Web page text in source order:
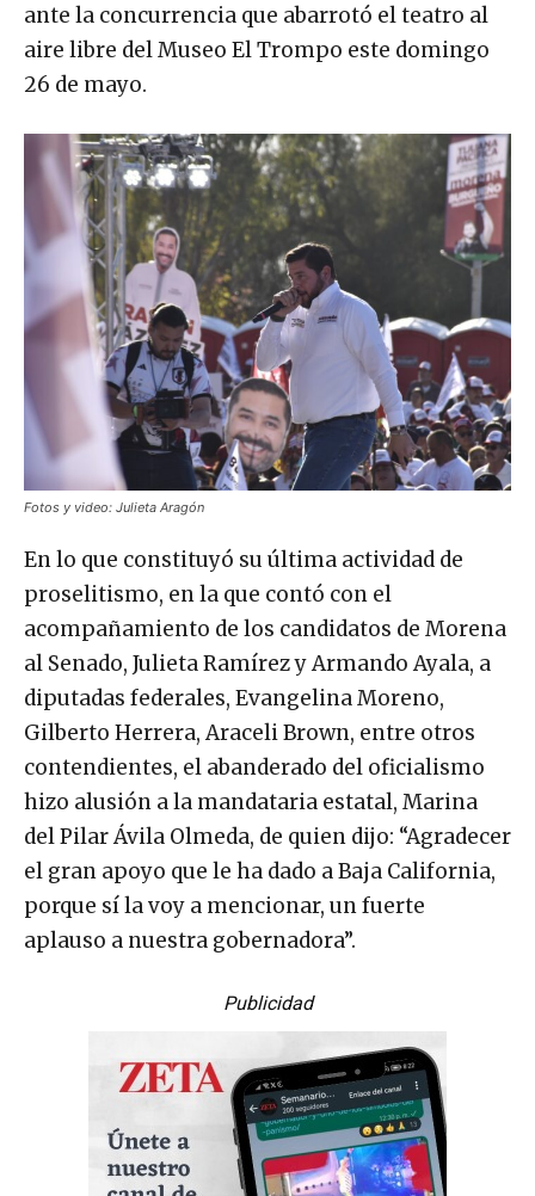
ante la concurrencia que abarrotó el teatro al
aire libre del Museo El Trompo este domingo
26 de mayo.
Fotos y video: Julieta Aragón
En lo que constituyó su última actividad de
proselitismo, en la que contó con el
acompañamiento de los candidatos de Morena
al Senado, Julieta Ramírez y Armando Ayala, a
diputadas federales, Evangelina Moreno,
Gilberto Herrera, Araceli Brown, entre otros
contendientes, el abanderado del oficialismo
hizo alusión a la mandataria estatal, Marina
del Pilar Ávila Olmeda, de quien dijo: “Agradecer
el gran apoyo que le ha dado a Baja California,
porque sí la voy a mencionar, un fuerte
aplauso a nuestra gobernadora”.
Publicidad